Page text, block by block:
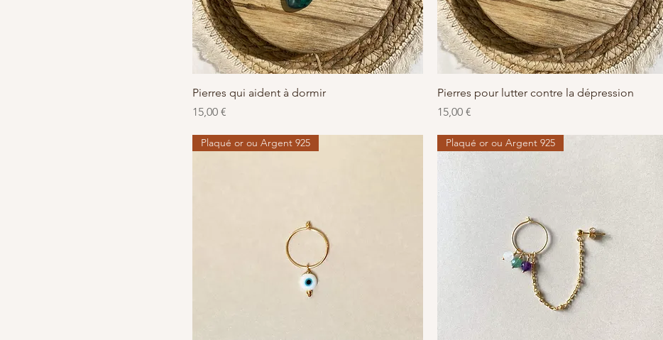
Aperçu rapide
Pierres qui aident à dormir
Prix
15,00 €
Aperçu rapide
Pierres pour lutter contre la dépression
Prix
15,00 €
Plaqué or ou Argent 925 Plaqué or ou Argent 925